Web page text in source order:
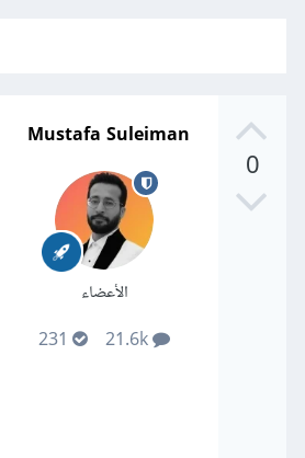
0
Mustafa Suleiman
الأعضاء